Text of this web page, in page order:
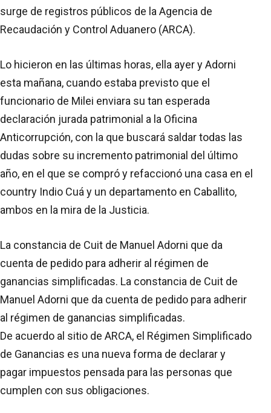
surge de registros públicos de la Agencia de
Recaudación y Control Aduanero (ARCA).
Lo hicieron en las últimas horas, ella ayer y Adorni
esta mañana, cuando estaba previsto que el
funcionario de Milei enviara su tan esperada
declaración jurada patrimonial a la Oficina
Anticorrupción, con la que buscará saldar todas las
dudas sobre su incremento patrimonial del último
año, en el que se compró y refaccionó una casa en el
country Indio Cuá y un departamento en Caballito,
ambos en la mira de la Justicia.
La constancia de Cuit de Manuel Adorni que da
cuenta de pedido para adherir al régimen de
ganancias simplificadas. La constancia de Cuit de
Manuel Adorni que da cuenta de pedido para adherir
al régimen de ganancias simplificadas.
De acuerdo al sitio de ARCA, el Régimen Simplificado
de Ganancias es una nueva forma de declarar y
pagar impuestos pensada para las personas que
cumplen con sus obligaciones.